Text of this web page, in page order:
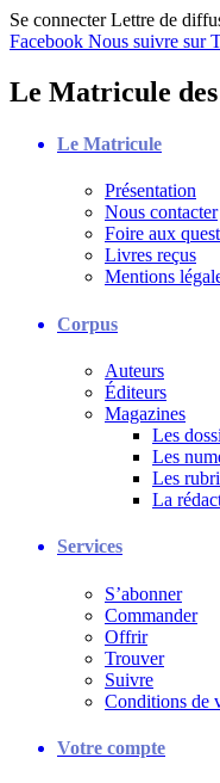
Se connecter Lettre de
Facebook Nous suivre sur
Le Matricule des
Le Matricule
Présentation
Nous contacter
Foire aux
Livres reçus
Mentions
Corpus
Auteurs
Éditeurs
Magazines
Les
Les
Les
La
Services
S’abonner
Commander
Offrir
Trouver
Suivre
Conditions de
Votre compte